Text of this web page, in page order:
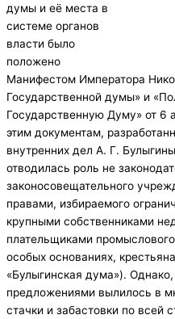
думы и её места в
системе органов
власти было
положено
Манифестом Императора
Государственной думы» и
Государственную Думу» от 6
этим документам,
внутренних дел А. Г.
отводилась роль не
законосовещательного
правами, избираемого
крупными собственниками
плательщиками
особых основаниях,
«Булыгинская дума»).
предложениями вылилось в
стачки и забастовки по всей